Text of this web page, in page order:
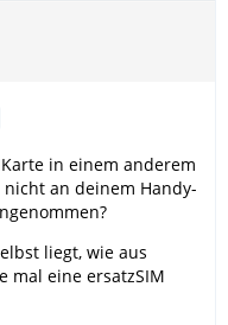
in einem anderem
an deinem Handy-
liegt, wie aus
mal eine ersatzSIM